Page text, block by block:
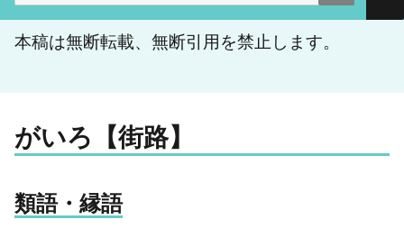
索:
本稿は無断転載、無断引用を禁止します。
がいろ【街路】
類語・縁語